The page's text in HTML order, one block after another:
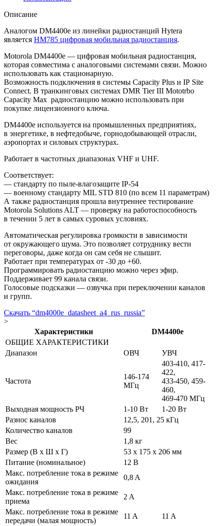
Описание
Аналогом DM4400e из линейки радиостанций Hytera
является HM785 цифровая мобильная радиостанция.
Motorola DM4400e — цифровая мобильная радиостанция,
которая совместима с аналоговыми системами связи. Можно
использовать как стационарную.
Возможность подключения в системы Capacity Plus и IP Site
Connect. В транкинговых системах DMR Tier III Mototrbo
Capacity Max радиостанцию можно использовать при
покупке лицензионного ключа.
DM4400e используется на промышленных предприятиях,
в энергетике, в нефтедобыче, горнодобывающей отрасли,
аэропортах и силовых структурах.
Работает в частотных диапазонах VHF и UHF.
Соответствует:
— стандарту по пыле-влагозащите IP-54
— военному стандарту MIL STD 810 (по всем 11 параметрам)
А также радиостанция прошла внутреннее тестирование
Motorola Solutions ALT — проверку на работоспособность
в течении 5 лет в самых суровых условиях.
Автоматическая регулировка громкости в зависимости
от окружающего шума. Это позволяет сотруднику вести
переговоры, даже когда он сам себя не слышит.
Работает при температурах от -30 до +60.
Программировать радиостанцию можно через эфир.
Поддерживает 99 канала связи.
Голосовые подсказки — озвучка при переключении каналов
и групп.
Скачать “dm4000e_datasheet_a4_rus_russia”
>
Характеристики
DM4400e
ОБЩИЕ ХАРАКТЕРИСТИКИ
Диапазон
ОВЧ УВЧ
Частота
146-174
МГц
403-410, 417-
422,
433-450, 459-
460,
469-470 МГц
Выходная мощность РЧ
1-10 Вт
1-20 Вт
Разнос каналов
12,5, 201, 25 кГц
Количество каналов
99
Вес
1,8 кг
Размер (В х Ш х Г)
53 x 175 x 206 мм
Питание (номинальное)
12 В
Макс. потребление тока в режиме
ожидания
0,8 A
Макс. потребление тока в режиме
приема
2 A
Макс. потребление тока в режиме
передачи (малая мощность)
11 A
11 A